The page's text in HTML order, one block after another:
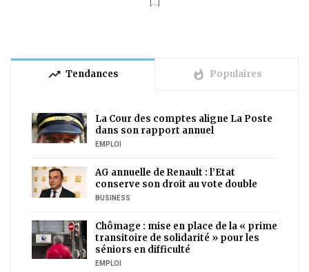
trending_up Tendances whatshot Populaires
La Cour des comptes aligne La Poste
dans son rapport annuel
EMPLOI
AG annuelle de Renault : l’Etat
conserve son droit au vote double
BUSINESS
Chômage : mise en place de la « prime
transitoire de solidarité » pour les
séniors en difficulté
EMPLOI